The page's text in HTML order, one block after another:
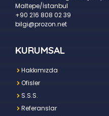
Maltepe/İstanbul
+90 216 808 02 39
bilgi@prozon.net
KURUMSAL
Hakkımızda
Ofisler
S.S.S.
Referanslar